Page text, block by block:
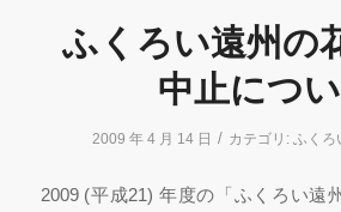
ふくろい遠州の
中止につ
2009 年 4 月 14 日 / カテゴリ:ふくろ
2009 (平成21) 年度の「ふくろい遠